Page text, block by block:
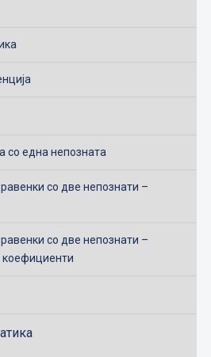
со една непозната
со две непознати –
со две непознати –
коефициенти